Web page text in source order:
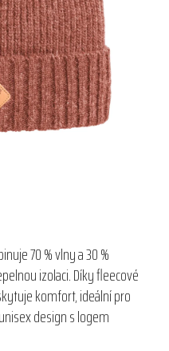
70 % vlny a 30 %
izolaci. Díky fleecové
komfort, ideální pro
design s logem